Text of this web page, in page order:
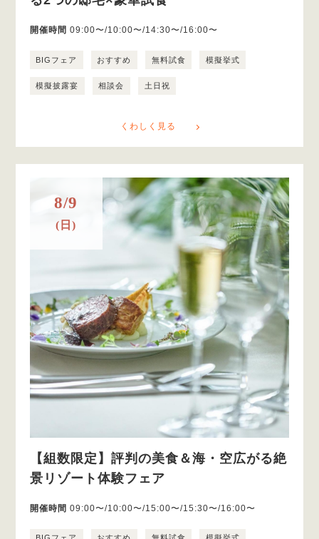
開催時間 09:00〜/10:00〜/14:30〜/16:00〜
BIGフェア おすすめ 無料試食 模擬挙式
模擬披露宴 相談会 土日祝
くわしく見る
8/9
(日)
【組数限定】評判の美食＆海・空広がる絶
景リゾート体験フェア
開催時間 09:00〜/10:00〜/15:00〜/15:30〜/16:00〜